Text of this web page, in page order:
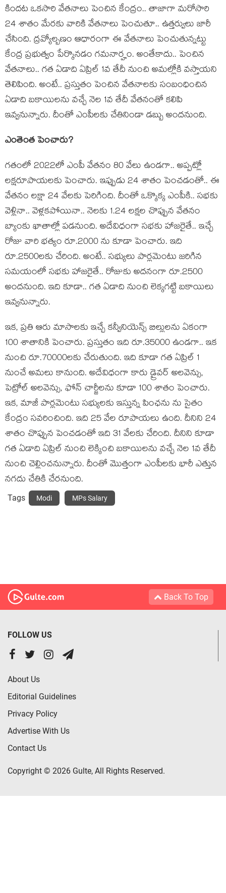
కింద‌ట ఒక‌సారి వేత‌నాలు పెంచిన కేంద్రం.. తాజాగా మ‌రోసారి
24 శాతం మేర‌కు వారికి వేత‌నాలు పెంచుతూ.. ఉత్త‌ర్వులు జారీ
చేసింది. ద్ర‌వ్యోల్బ‌ణం ఆధారంగా ఈ వేత‌నాలు పెంచుతున్న‌ట్టు
కేంద్ర ప్ర‌భుత్వం పేర్కొన‌డం గ‌మ‌నార్హం. అంతేకాదు.. పెంచిన
వేత‌నాలు.. గ‌త ఏడాది ఏప్రిల్ 1వ తేదీ నుంచి అమ‌ల్లోకి వ‌స్తాయ‌ని
తెలిపింది. అంటే.. ప్ర‌స్తుతం పెంచిన వేత‌నాలకు సంబంధించిన
ఏడాది బ‌కాయిల‌ను వ‌చ్చే నెల 1వ తేదీ వేత‌నంతో క‌లిపి
ఇవ్వ‌నున్నారు. దీంతో ఎంపీల‌కు చేతినిండా డ‌బ్బు అంద‌నుంది.
ఎంతెంత పెంచారు?
గ‌తంలో 2022లో ఎంపీ వేత‌నం 80 వేలు ఉండ‌గా.. అప్ప‌ట్లో
ల‌క్ష‌రూపాయ‌ల‌కు పెంచారు. ఇప్పుడు 24 శాతం పెంచ‌డంతో.. ఈ
వేతనం ల‌క్షా 24 వేల‌కు పెరిగింది. దీంతో ఒక్కొక్క ఎంపీకి.. స‌భ‌కు
వెళ్లినా.. వెళ్ల‌క‌పోయినా.. నెల‌కు 1.24 ల‌క్ష‌ల చొప్పున వేత‌నం
బ్యాంకు ఖాతాల్లో ప‌డ‌నుంది. అదేవిధంగా స‌భ‌కు హాజ‌రైతే.. ఇచ్చే
రోజు వారి భ‌త్యం రూ.2000 ను కూడా పెంచారు. ఇది
రూ.2500ల‌కు చేరింది. అంటే.. స‌భ్యులు పార్ల‌మెంటు జ‌రిగిన
స‌మ‌యంలో స‌భ‌కు హాజ‌రైతే.. రోజుకు అద‌నంగా రూ.2500
అంద‌నుంది. ఇది కూడా.. గ‌త ఏడాది నుంచి లెక్క‌గ‌ట్టి బ‌కాయిలు
ఇవ్వ‌నున్నారు.
ఇక‌, ప్ర‌తి ఆరు మాసాల‌కు ఇచ్చే క‌న్వీనియెన్స్ బిల్లుల‌ను ఏకంగా
100 శాతానికి పెంచారు. ప్ర‌స్తుతం ఇది రూ.35000 ఉండ‌గా.. ఇక
నుంచి రూ.70000ల‌కు చేరుతుంది. ఇది కూడా గ‌త ఏప్రిల్ 1
నుంచే అమ‌లు కానుంది. అదేవిధంగా కారు డ్రైవ‌ర్ అల‌వెన్సు,
పెట్రోల్ అల‌వెన్సు, ఫోన్ చార్జీల‌ను కూడా 100 శాతం పెంచారు.
ఇక‌, మాజీ పార్ల‌మెంటు స‌భ్యుల‌కు ఇస్తున్న పింఛ‌ను ను సైతం
కేంద్రం స‌వ‌రించింది. ఇది 25 వేల రూపాయ‌లు ఉంది. దీనిని 24
శాతం చొప్పున పెంచ‌డంతో ఇది 31 వేల‌కు చేరింది. దీనిని కూడా
గ‌త ఏడాది ఏప్రిల్ నుంచి లెక్కించి బ‌కాయిల‌ను వ‌చ్చే నెల 1వ తేదీ
నుంచి చెల్లించ‌నున్నారు. దీంతో మొత్తంగా ఎంపీల‌కు భారీ ఎత్తున
న‌గ‌దు చేతికి చేర‌నుంది.
Tags Modi MPs Salary
Back To Top
FOLLOW US
About Us
Editorial Guidelines
Privacy Policy
Advertise With Us
Contact Us
Copyright © 2026 Gulte, All Rights Reserved.